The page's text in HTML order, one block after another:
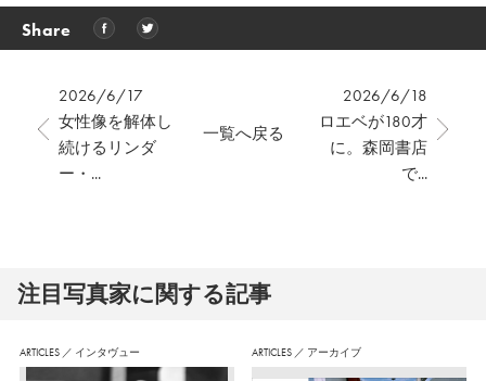
Share
2026/6/17
女性像を解体し
続けるリンダ
ー・...
2026/6/18
ロエベが180才
に。森岡書店
で...
一覧へ戻る
注⽬写真家に関する記事
ARTICLES ／ インタヴュー ARTICLES ／ アーカイブ